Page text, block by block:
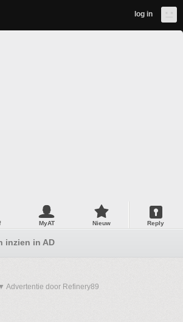
log in
MyAT Nieuw Reply
inzien in AD
Advertentie door Refinery89